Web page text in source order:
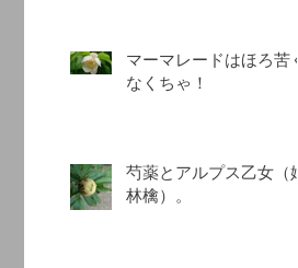
マーマレードはほろ苦く
なくちゃ！
芍薬とアルプス乙女（姫
林檎）。